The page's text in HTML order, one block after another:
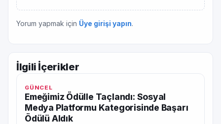
Yorum yapmak için Üye girişi yapın.
İlgili İçerikler
GÜNCEL
Emeğimiz Ödülle Taçlandı: Sosyal
Medya Platformu Kategorisinde Başarı
Ödülü Aldık